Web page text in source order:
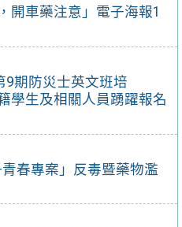
開車藥注意」電子海報1
9期防災士英文班培
學生及相關人員踴躍報名
春專案」反毒暨藥物濫